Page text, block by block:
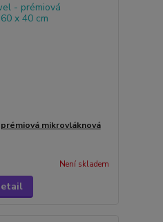
mikrovláknová
Není skladem